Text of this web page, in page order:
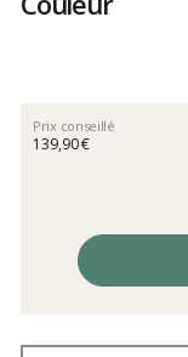
Prix conseillé
139,90 €
unitaire,